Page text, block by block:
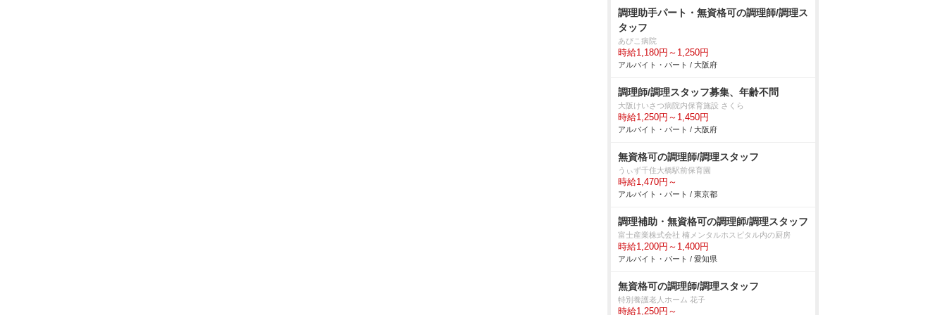
調理助手パート・無資格可の調理師/調理ス
タッフ
あびこ病院
時給1,180円～1,250円
アルバイト・パート / 大阪府
調理師/調理スタッフ募集、年齢不問
大阪けいさつ病院内保育施設 さくら
時給1,250円～1,450円
アルバイト・パート / 大阪府
無資格可の調理師/調理スタッフ
うぃず千住大橋駅前保育園
時給1,470円～
アルバイト・パート / 東京都
調理補助・無資格可の調理師/調理スタッフ
富士産業株式会社 楠メンタルホスピタル内の厨房
時給1,200円～1,400円
アルバイト・パート / 愛知県
無資格可の調理師/調理スタッフ
特別養護老人ホーム 花子
時給1,250円～